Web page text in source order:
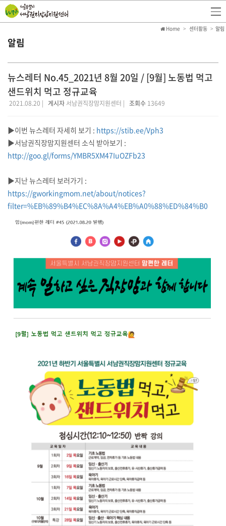
알림
Home 센터활동 알림
뉴스레터 No.45_2021년 8월 20일 / [9월] 노동법 먹고
샌드위치 먹고 정규교육
2021.08.20 | 게시자 서남권직장맘지원센터 | 조회수 13649
▶이번 뉴스레터 자세히 보기 : https://stib.ee/Vph3
▶서남권직장맘지원센터 소식 받아보기 :
http://goo.gl/forms/YMBR5XM47IuOZFb23
▶지난 뉴스레터 보러가기 :
https://gworkingmom.net/about/notices?
filter=%EB%89%B4%EC%8A%A4%EB%A0%88%ED%84%B0